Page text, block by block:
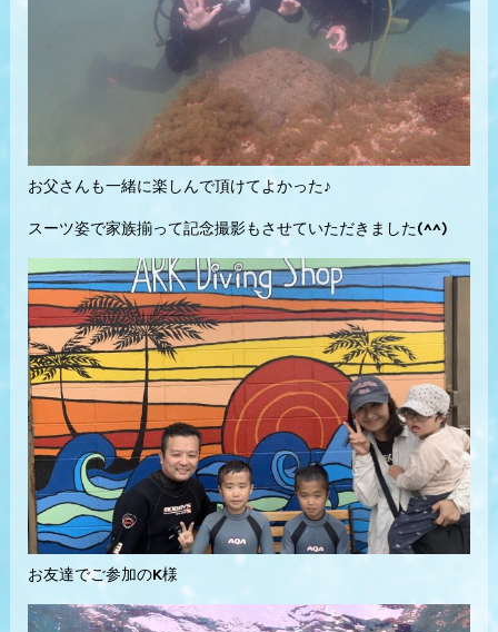
お父さんも一緒に楽しんで頂けてよかった♪
スーツ姿で家族揃って記念撮影もさせていただきました(^^)
お友達でご参加のK様